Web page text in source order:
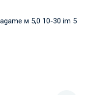
м 5,0 10-30 im 5